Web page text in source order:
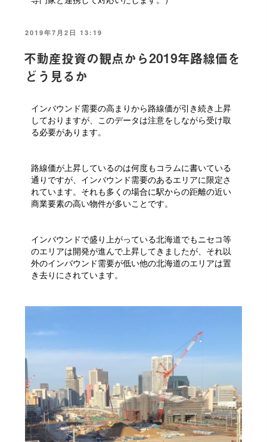
投
2019年7月2日 13:19
不動産投資の観点から2019年路線価を
どう見るか
インバウンド需要の高まりから路線価が引き続き上昇
しておりますが、このデータは注意をしながら受け取
る必要があります。
路線価が上昇しているのは何度もコラムに書いている
通りですが、インバウンド需要のあるエリアに限定さ
れています。それも多くの場合に駅からの距離の近い
商業要素の高い物件が多いことです。
インバウンドで盛り上がっている北海道でもニセコ等
のエリアは開発が進んで上昇してきましたが、それ以
外のインバウンド需要が低い他の北海道のエリアは置
き去りにされています。